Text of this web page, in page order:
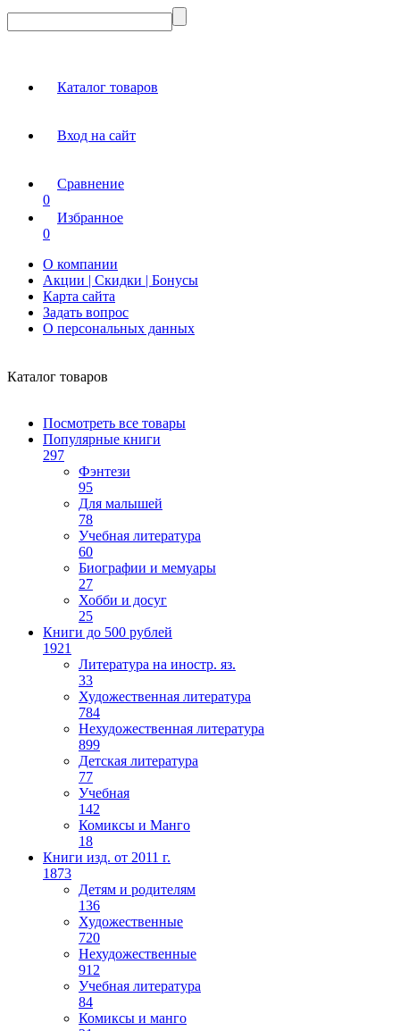
Каталог товаров
Вход на сайт
Сравнение
0
Избранное
0
О компании
Акции | Скидки | Бонусы
Карта сайта
Задать вопрос
О персональных данных
Каталог товаров
Посмотреть все товары
Популярные книги
297
Фэнтези
95
Для малышей
78
Учебная литература
60
Биографии и мемуары
27
Хобби и досуг
25
Книги до 500 рублей
1921
Литература на иностр. яз.
33
Художественная литература
784
Нехудожественная литература
899
Детская литература
77
Учебная
142
Комиксы и Манго
18
Книги изд. от 2011 г.
1873
Детям и родителям
136
Художественные
720
Нехудожественные
912
Учебная литература
84
Комиксы и манго